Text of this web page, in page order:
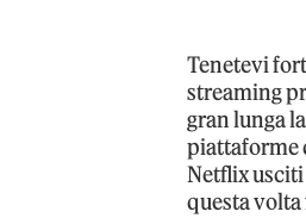
Tenetevi
streaming
gran lunga
piattaforme
Netflix
questa